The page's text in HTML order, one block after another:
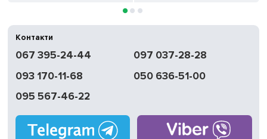
Контакти
067 395-24-44
097 037-28-28
093 170-11-68
050 636-51-00
095 567-46-22